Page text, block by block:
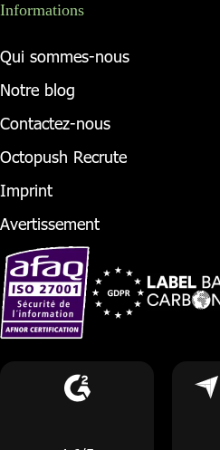
Informations
Qui sommes-nous
Notre blog
Contactez-nous
Octopush Recrute
Imprint
Avertissement